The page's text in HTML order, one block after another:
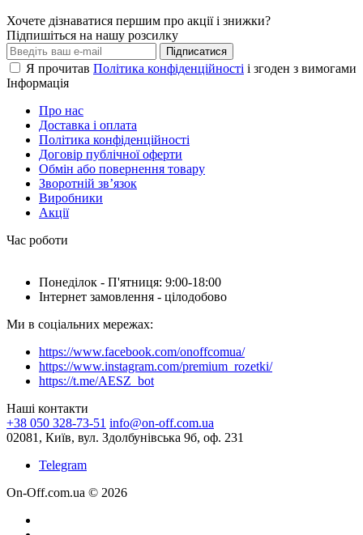
Хочете дізнаватися першим про акції і знижки?
Підпишіться на нашу розсилку
Підписатися
Я прочитав Політика конфіденційності і згоден з вимогами
Інформація
Про нас
Доставка і оплата
Політика конфіденційності
Договір публічної оферти
Обмін або повернення товару
Зворотній зв’язок
Виробники
Акції
Час роботи
Понеділок - П'ятниця: 9:00-18:00
Інтернет замовлення - цілодобово
Ми в соціальних мережах:
https://www.facebook.com/onoffcomua/
https://www.instagram.com/premium_rozetki/
https://t.me/AESZ_bot
Наші контакти
+38 050 328-73-51 info@on-off.com.ua
02081, Київ, вул. Здолбунівська 9б, оф. 231
Telegram
On-Off.com.ua © 2026